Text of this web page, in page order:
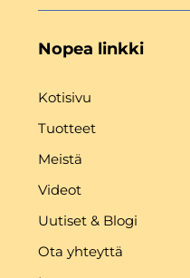
Nopea linkki
Kotisivu
Tuotteet
Meistä
Videot
Uutiset & Blogi
Ota yhteyttä